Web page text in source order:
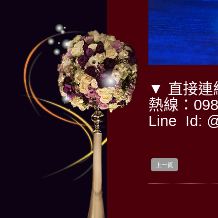
▼ 直接連
熱線：
Line Id:
上一頁